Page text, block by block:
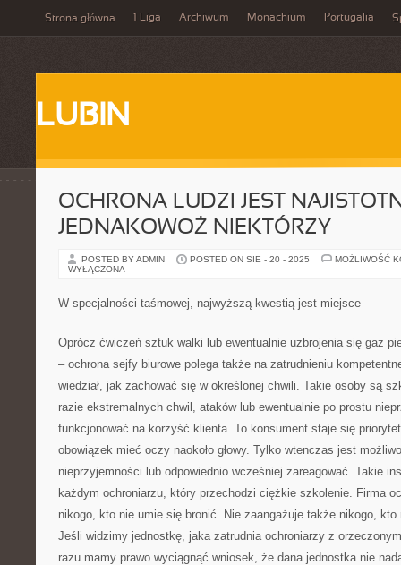
Strona główna 1 Liga Archiwum Monachium Portugalia
LUBIN
OCHRONA LUDZI JEST
JEDNAKOWOŻ NIEKTÓRZY
POSTED BY ADMIN POSTED ON SIE - 20 - 2025
MOŻLIWOŚĆ
WYŁĄCZONA
W specjalności taśmowej, najwyższą kwestią jest miejsce
Oprócz ćwiczeń sztuk walki lub ewentualnie uzbrojenia się gaz
– ochrona sejfy biurowe polega także na zatrudnieniu
wiedział, jak zachować się w określonej chwili. Takie osoby są
razie ekstremalnych chwil, ataków lub ewentualnie po prostu
funkcjonować na korzyść klienta. To konsument staje się
obowiązek mieć oczy naokoło głowy. Tylko wtenczas jest
nieprzyjemności lub odpowiednio wcześniej zareagować. Takie
każdym ochroniarzu, który przechodzi ciężkie szkolenie. Firma
nikogo, kto nie umie się bronić. Nie zaangażuje także nikogo,
Jeśli widzimy jednostkę, jaka zatrudnia ochroniarzy z
razu mamy prawo wyciągnąć wniosek, że dana jednostka nie